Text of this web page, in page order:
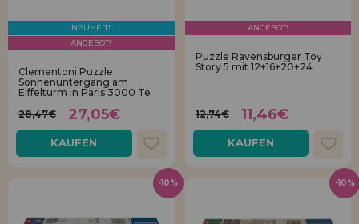
NEUHEIT!
ANGEBOT!
Clementoni Puzzle
Sonnenuntergang am
Eiffelturm in Paris 3000 Te
28,47€
27,05€
KAUFEN
ANGEBOT!
Puzzle Ravensburger Toy
Story 5 mit 12+16+20+24
12,74€ 11,46€
KAUFEN
-10% -10%